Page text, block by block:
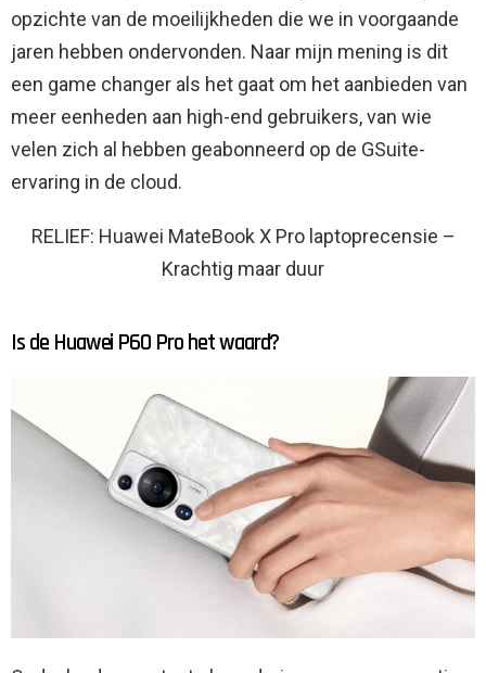
opzichte van de moeilijkheden die we in voorgaande
jaren hebben ondervonden. Naar mijn mening is dit
een game changer als het gaat om het aanbieden van
meer eenheden aan high-end gebruikers, van wie
velen zich al hebben geabonneerd op de GSuite-
ervaring in de cloud.
RELIEF: Huawei MateBook X Pro laptoprecensie –
Krachtig maar duur
Is de Huawei P60 Pro het waard?